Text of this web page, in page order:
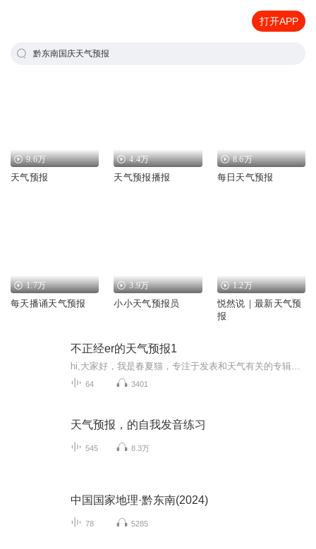
打开APP
黔东南国庆天气预报
9.6万
天气预报
4.4万
天气预报播报
8.6万
每日天气预报
1.7万
每天播诵天气预报
3.9万
小小天气预报员
1.2万
悦然说｜最新天气预
报
不正经er的天气预报1
64 3401
天气预报，的自我发音练习
545 8.3万
中国国家地理·黔东南(2024)
78 5285